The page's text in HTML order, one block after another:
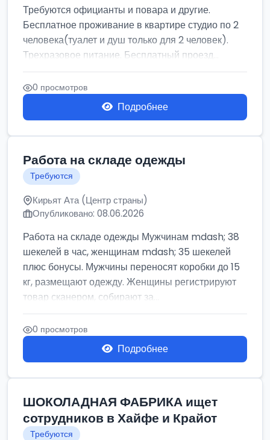
Требуются официанты и повара и другие.
Бесплатное проживание в квартире студио по 2
человека(туалет и душ только для 2 человек).
Трехразовое питание. Бесплатный проезд...
0 просмотров
Подробнее
Работа на складе одежды
Требуются
Кирьят Ата (Центр страны)
Опубликовано: 08.06.2026
Работа на складе одежды Мужчинам mdash; 38
шекелей в час, женщинам mdash; 35 шекелей
плюс бонусы. Мужчины переносят коробки до 15
кг, размещают одежду. Женщины регистрируют
товар сканером, собирают за...
0 просмотров
Подробнее
ШОКОЛАДНАЯ ФАБРИКА ищет
сотрудников в Хайфе и Крайот
Требуются